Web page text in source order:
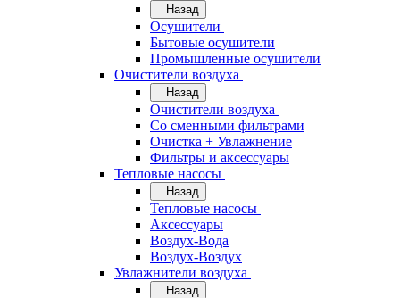
Назад
Осушители
Бытовые осушители
Промышленные осушители
Очистители воздуха
Назад
Очистители воздуха
Cо сменными фильтрами
Очистка + Увлажнение
Фильтры и аксессуары
Тепловые насосы
Назад
Тепловые насосы
Аксессуары
Воздух-Вода
Воздух-Воздух
Увлажнители воздуха
Назад